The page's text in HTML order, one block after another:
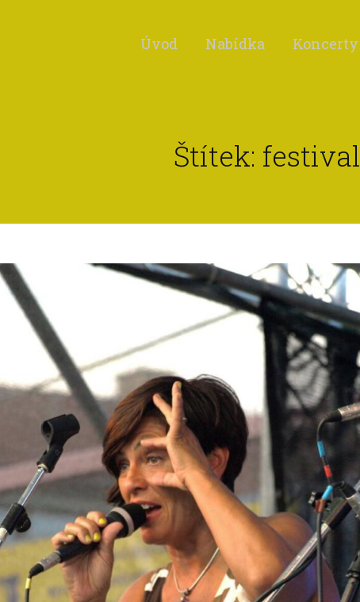
Úvod Nabídka Koncerty
Štítek: festival